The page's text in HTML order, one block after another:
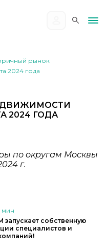
рынок
2024 года
2024 ГОДА
по округам Москвы
г.
мин
собственную
специалистов и